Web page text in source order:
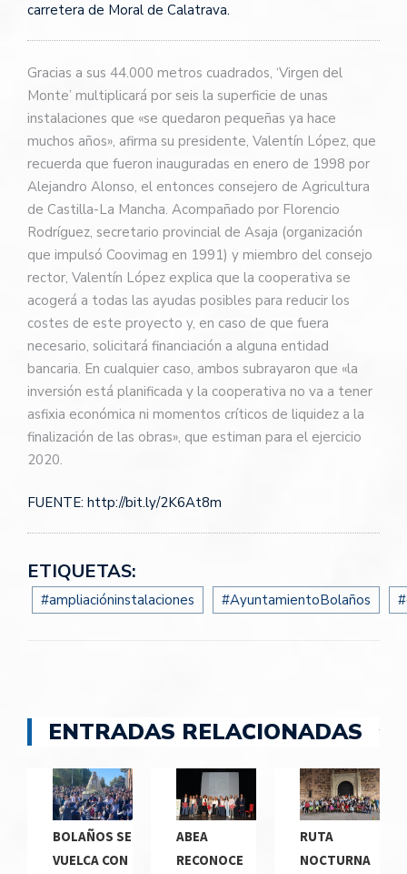
carretera de Moral de Calatrava.
Gracias a sus 44.000 metros cuadrados, ‘Virgen del
Monte’ multiplicará por seis la superficie de unas
instalaciones que «se quedaron pequeñas ya hace
muchos años», afirma su presidente, Valentín López, que
recuerda que fueron inauguradas en enero de 1998 por
Alejandro Alonso, el entonces consejero de Agricultura
de Castilla-La Mancha. Acompañado por Florencio
Rodríguez, secretario provincial de Asaja (organización
que impulsó Coovimag en 1991) y miembro del consejo
rector, Valentín López explica que la cooperativa se
acogerá a todas las ayudas posibles para reducir los
costes de este proyecto y, en caso de que fuera
necesario, solicitará financiación a alguna entidad
bancaria. En cualquier caso, ambos subrayaron que «la
inversión está planificada y la cooperativa no va a tener
asfixia económica ni momentos críticos de liquidez a la
finalización de las obras», que estiman para el ejercicio
2020.
FUENTE: http://bit.ly/2K6At8m
ETIQUETAS:
#ampliacióninstalaciones #AyuntamientoBolaños
ENTRADAS RELACIONADAS
BOLAÑOS SE
VUELCA CON
ABEA
RECONOCE
RUTA
NOCTURNA